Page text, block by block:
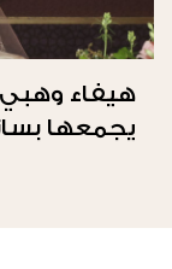
هيفاء
يجمعها